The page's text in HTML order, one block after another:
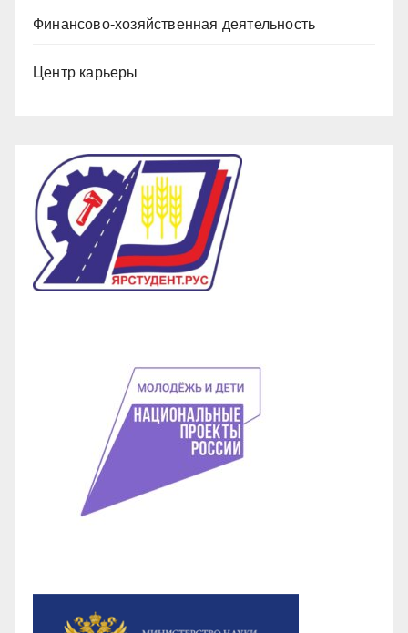
Финансово-хозяйственная деятельность
Центр карьеры